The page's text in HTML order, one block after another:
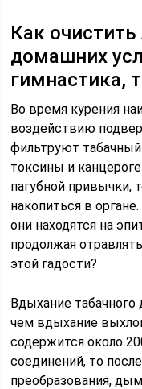
Как
домашних
гимнастика,
Во время курения
воздействию
фильтруют
токсины и
пагубной привычки,
накопиться в
они находятся на
продолжая
этой гадости?
Вдыхание
чем вдыхание
содержится около
соединений, то
преобразования,